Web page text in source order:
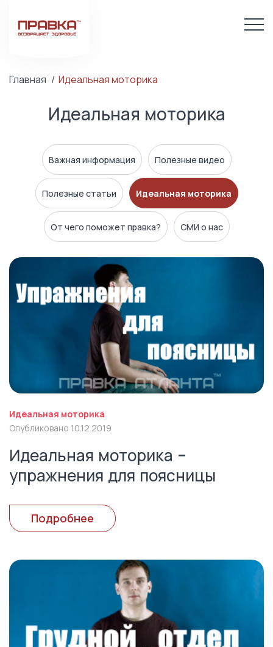
Главная Идеальная моторика
Идеальная моторика
Важная информация Полезные видео
Полезные статьи Идеальная моторика
От чего поможет правка? СМИ о нас
Идеальная моторика
Опубликовано 10.12.2019
Идеальная моторика -
упражнения для поясницы
Подробнее